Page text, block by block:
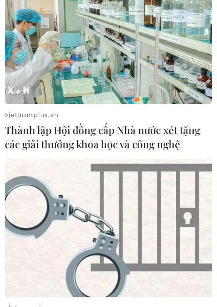
vietnamplus.vn
Thành lập Hội đồng cấp Nhà nước xét tặng
các giải thưởng khoa học và công nghệ